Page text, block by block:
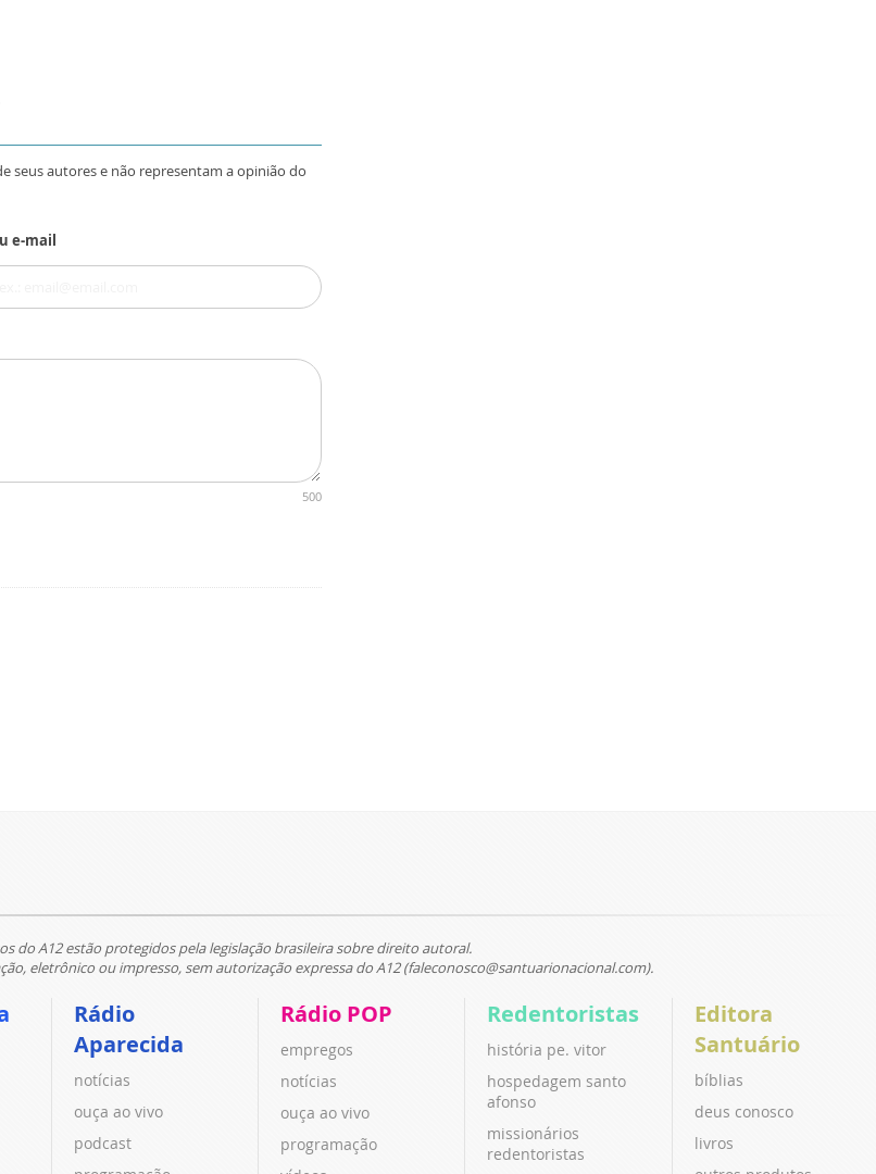
seus autores e não representam a opinião do
e-mail
500
do A12 estão protegidos pela legislação brasileira sobre direito autoral.
eletrônico ou impresso, sem autorização expressa do A12 (faleconosco@santuarionacional.com).
Rádio
Aparecida
notícias
ouça ao vivo
podcast
Rádio POP
empregos
notícias
ouça ao vivo
programação
Redentoristas
história pe. vitor
hospedagem santo
afonso
missionários
redentoristas
Editora
Santuário
bíblias
deus conosco
livros